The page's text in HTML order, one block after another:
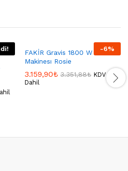
-6%
FAKİR Gravis 1800 W Tost
Makinesı Rosie
3.159,90₺ 3.351,88₺ KDV
Dahil